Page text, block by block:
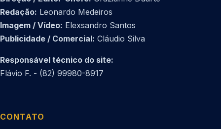
Redação: Leonardo Medeiros
Imagem / Vídeo: Elexsandro Santos
Publicidade / Comercial: Cláudio Silva
Responsável técnico do site:
Flávio F. - (82) 99980-8917
CONTATO